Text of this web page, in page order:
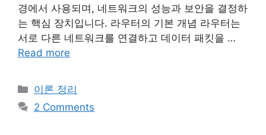
경에서 사용되며, 네트워크의 성능과 보안을 결정하
는 핵심 장치입니다. 라우터의 기본 개념 라우터는
서로 다른 네트워크를 연결하고 데이터 패킷을 …
Read more
Categories
이론 정리
2 Comments